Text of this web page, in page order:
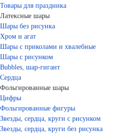
Товары для праздника
Латексные шары
Шары без рисунка
Хром и агат
Шары с приколами и хвалебные
Шары с рисунком
Bubbles, шар-гигант
Сердца
Фольгированные шары
Цифры
Фольгированные фигуры
Звезды, сердца, круги с рисунком
Звезды, сердца, круги без рисунка